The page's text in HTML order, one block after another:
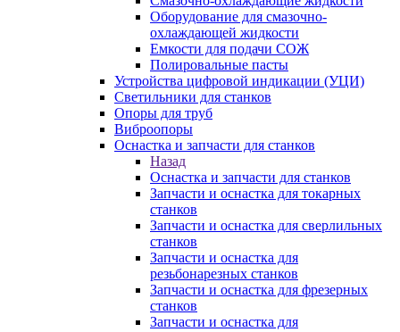
Оборудование для смазочно-
охлаждающей жидкости
Емкости для подачи СОЖ
Полировальные пасты
Устройства цифровой индикации (УЦИ)
Светильники для станков
Опоры для труб
Виброопоры
Оснастка и запчасти для станков
Назад
Оснастка и запчасти для станков
Запчасти и оснастка для токарных
станков
Запчасти и оснастка для сверлильных
станков
Запчасти и оснастка для
резьбонарезных станков
Запчасти и оснастка для фрезерных
станков
Запчасти и оснастка для